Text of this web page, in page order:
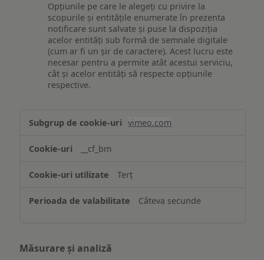
Opțiunile pe care le alegeți cu privire la
scopurile și entitățile enumerate în prezenta
notificare sunt salvate și puse la dispoziția
acelor entități sub formă de semnale digitale
(cum ar fi un șir de caractere). Acest lucru este
necesar pentru a permite atât acestui serviciu,
cât și acelor entități să respecte opțiunile
respective.
Asigurarea
funcționalităților
website-
ului
vimeo.com
__cf_bm
Terț
Câteva secunde
Măsurare și analiză